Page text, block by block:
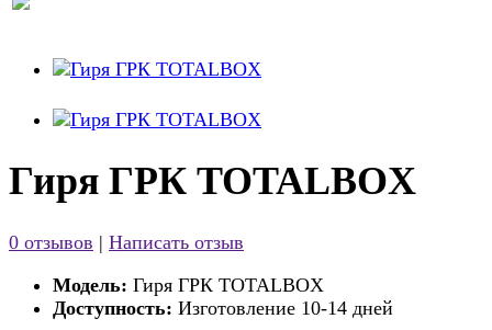
Гиря ГРК TOTALBOX
0 отзывов | Написать отзыв
Модель: Гиря ГРК TOTALBOX
Доступность: Изготовление 10-14 дней